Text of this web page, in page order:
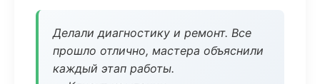
Делали диагностику и ремонт. Все
прошло отлично, мастера объяснили
каждый этап работы.